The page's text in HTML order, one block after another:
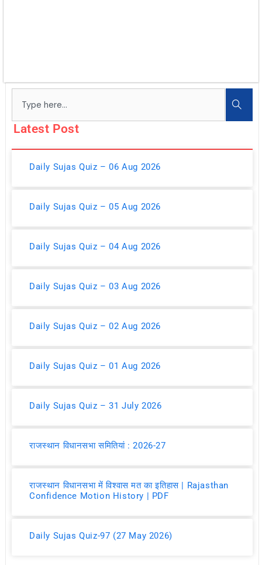
Latest Post
Daily Sujas Quiz – 06 Aug 2026
Daily Sujas Quiz – 05 Aug 2026
Daily Sujas Quiz – 04 Aug 2026
Daily Sujas Quiz – 03 Aug 2026
Daily Sujas Quiz – 02 Aug 2026
Daily Sujas Quiz – 01 Aug 2026
Daily Sujas Quiz – 31 July 2026
राजस्थान विधानसभा समितियां : 2026-27
राजस्थान विधानसभा में विश्वास मत का इतिहास | Rajasthan
Confidence Motion History | PDF
Daily Sujas Quiz-97 (27 May 2026)